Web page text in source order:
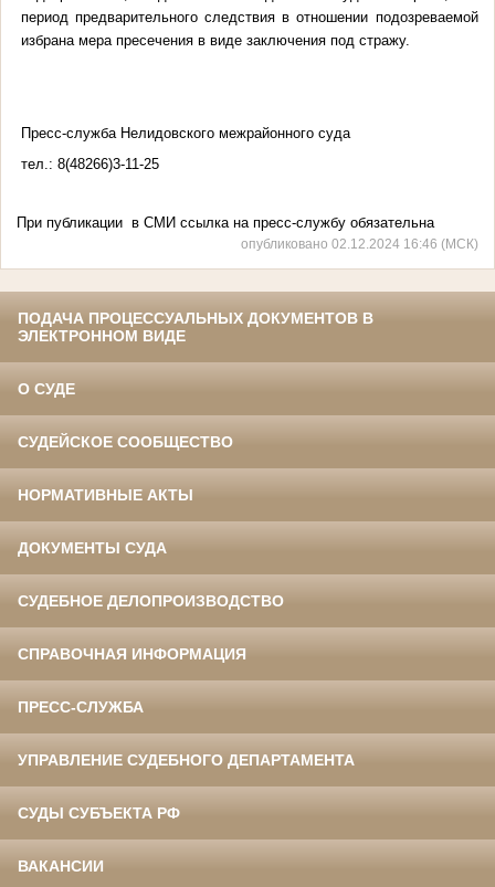
период предварительного следствия в отношении подозреваемой
избрана мера пресечения в виде заключения под стражу.
Пресс-служба Нелидовского межрайонного суда
тел.: 8(48266)3-11-25
При публикации в СМИ ссылка на пресс-службу обязательна
опубликовано 02.12.2024 16:46 (МСК)
ПОДАЧА ПРОЦЕССУАЛЬНЫХ ДОКУМЕНТОВ В
ЭЛЕКТРОННОМ ВИДЕ
О СУДЕ
СУДЕЙСКОЕ СООБЩЕСТВО
НОРМАТИВНЫЕ АКТЫ
ДОКУМЕНТЫ СУДА
СУДЕБНОЕ ДЕЛОПРОИЗВОДСТВО
СПРАВОЧНАЯ ИНФОРМАЦИЯ
ПРЕСС-СЛУЖБА
УПРАВЛЕНИЕ СУДЕБНОГО ДЕПАРТАМЕНТА
СУДЫ СУБЪЕКТА РФ
ВАКАНСИИ